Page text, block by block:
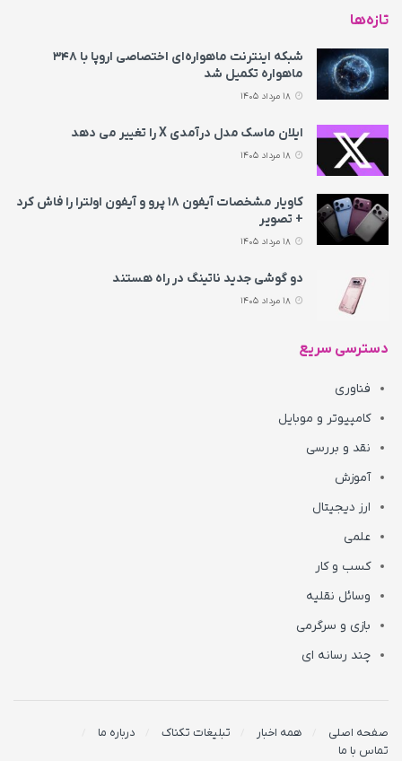
تازه‌ها
شبکه اینترنت ماهواره‌ای اختصاصی اروپا با ۳۴۸
ماهواره تکمیل شد
ایلان ماسک مدل درآمدی X را تغییر می‌ دهد
کاویار مشخصات آیفون ۱۸ پرو و آیفون اولترا را فاش کرد
+ تصویر
دو گوشی جدید ناتینگ در راه هستند
دسترسی سریع
فناوری
کامپیوتر و موبایل
نقد و بررسی
آموزش
ارز دیجیتال
علمی
کسب و کار
وسائل نقلیه
بازی و سرگرمی
چند رسانه ای
صفحه اصلی همه اخبار تبلیغات تکناک
درباره ما
تماس با ما